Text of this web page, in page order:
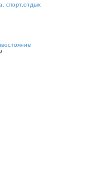
спорт,отдых